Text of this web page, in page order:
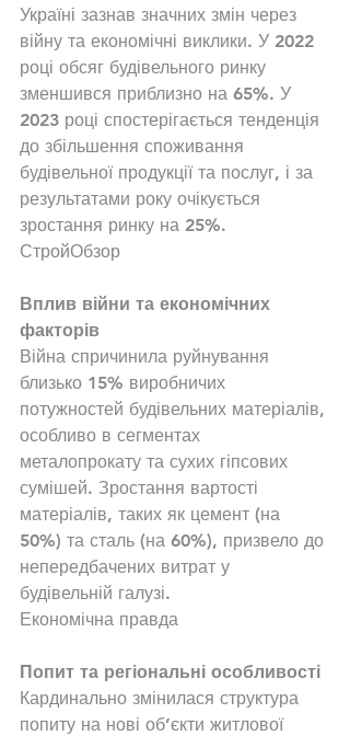
Україні зазнав значних змін через
війну та економічні виклики. У 2022
році обсяг будівельного ринку
зменшився приблизно на 65%. У
2023 році спостерігається тенденція
до збільшення споживання
будівельної продукції та послуг, і за
результатами року очікується
зростання ринку на 25%.
СтройОбзор
Вплив війни та економічних
факторів
Війна спричинила руйнування
близько 15% виробничих
потужностей будівельних матеріалів,
особливо в сегментах
металопрокату та сухих гіпсових
сумішей. Зростання вартості
матеріалів, таких як цемент (на
50%) та сталь (на 60%), призвело до
непередбачених витрат у
будівельній галузі.
Економічна правда
Попит та регіональні особливості
Кардинально змінилася структура
попиту на нові об’єкти житлової